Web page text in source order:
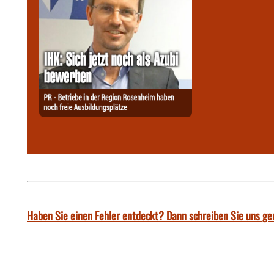
Haben Sie einen Fehler entdeckt? Dann schreiben Sie uns